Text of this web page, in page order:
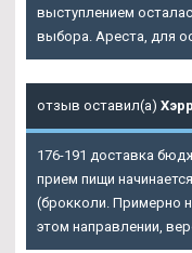
выступлением
выбора. Ареста, для
отзыв оставил(а)
176-191 доставка
прием пищи
(брокколи. Примерно
этом направлении,